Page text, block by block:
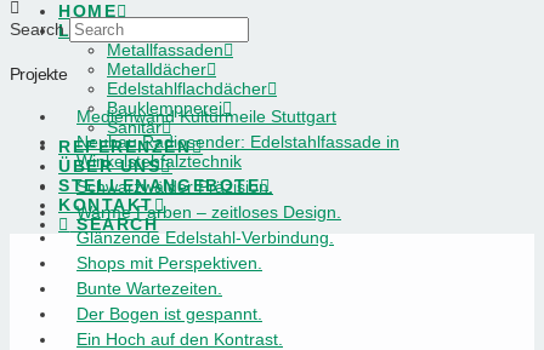
HOME
LEISTUNGEN
Metallfassaden
Metalldächer
Edelstahlflachdächer
Bauklempnerei
Sanitär
REFERENZEN
ÜBER UNS
STELLENANGEBOTE
KONTAKT
SEARCH
Search
Projekte
Medienwand Kulturmeile Stuttgart
Neubau Radiosender: Edelstahlfassade in
Winkelstehfalztechnik
Schwarzwälder Präzision.
Warme Farben – zeitloses Design.
Glänzende Edelstahl-Verbindung.
Shops mit Perspektiven.
Bunte Wartezeiten.
Der Bogen ist gespannt.
Ein Hoch auf den Kontrast.